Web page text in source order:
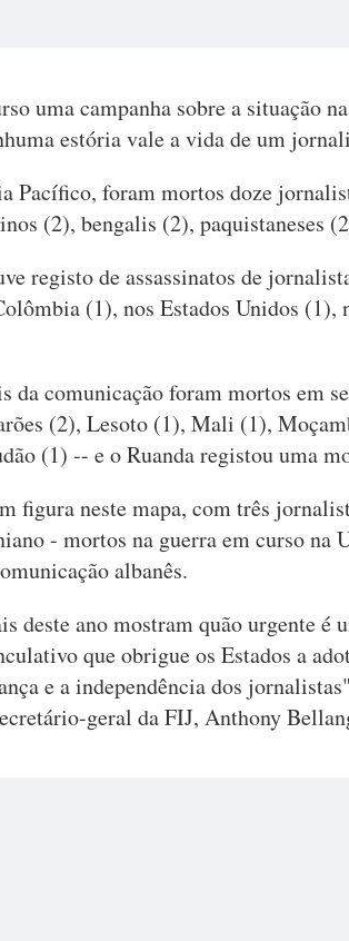
uma campanha sobre a situação
estória vale a vida de um
Pacífico, foram mortos doze
(2), bengalis (2), paquistaneses
registo de assassinatos de
(1), nos Estados Unidos (1),
da comunicação foram mortos em
(2), Lesoto (1), Mali (1),
(1) -- e o Ruanda registou uma
figura neste mapa, com três
- mortos na guerra em curso na
albanês.
deste ano mostram quão urgente é
que obrigue os Estados a
e a independência dos
geral da FIJ, Anthony